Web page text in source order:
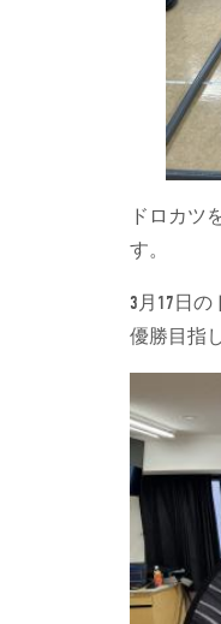
ドロカツ
す。
3月17日
優勝目指